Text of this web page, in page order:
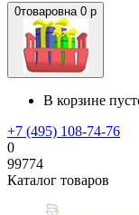
0товаровна 0 р
В корзине
+7 (495) 108-74-76
0
99774
Каталог товаров